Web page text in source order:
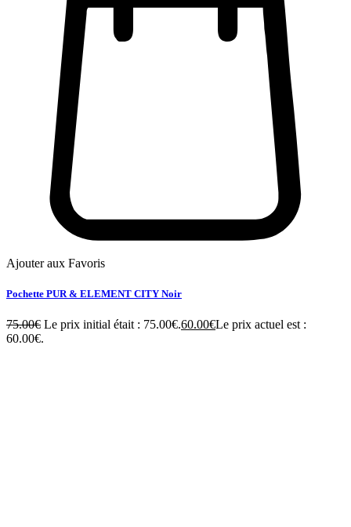
Ajouter aux Favoris
Pochette PUR & ELEMENT CITY Noir
75.00€ Le prix initial était : 75.00€.60.00€Le prix actuel est :
60.00€.